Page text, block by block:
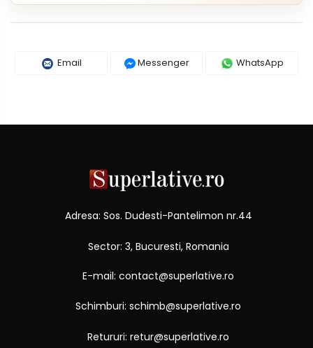
Email Messenger WhatsApp
Adresa: Sos. Dudesti-Pantelimon nr.44
Sector: 3, Bucuresti, Romania
E-mail: contact@superlative.ro
Schimburi: schimb@superlative.ro
Retururi: retur@superlative.ro